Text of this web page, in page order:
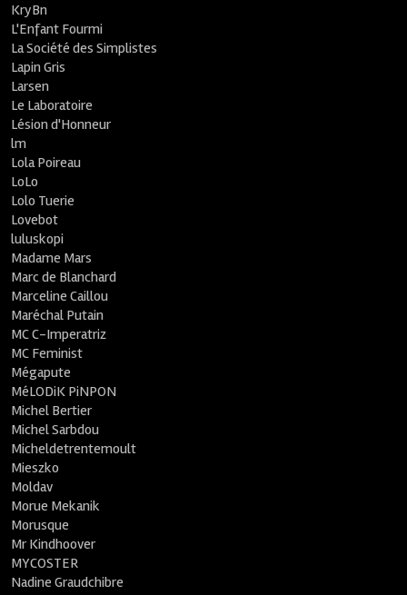
KryBn
L'Enfant Fourmi
La Société des Simplistes
Lapin Gris
Larsen
Le Laboratoire
Lésion d'Honneur
lm
Lola Poireau
LoLo
Lolo Tuerie
Lovebot
luluskopi
Madame Mars
Marc de Blanchard
Marceline Caillou
Maréchal Putain
MC C-Imperatriz
MC Feminist
Mégapute
MéLODiK PiNPON
Michel Bertier
Michel Sarbdou
Micheldetrentemoult
Mieszko
Moldav
Morue Mekanik
Morusque
Mr Kindhoover
MYCOSTER
Nadine Graudchibre